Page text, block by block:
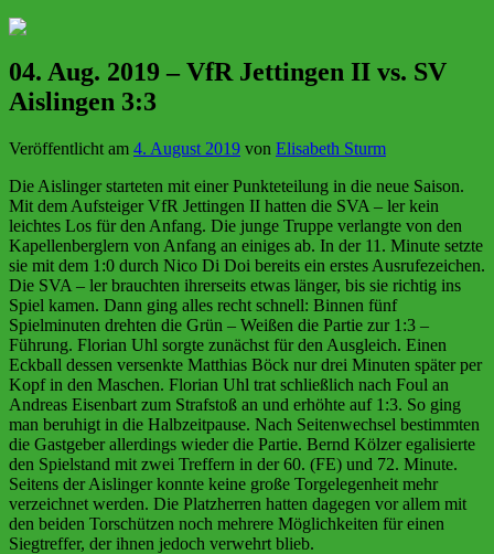
04. Aug. 2019 – VfR Jettingen II vs. SV
Aislingen 3:3
Veröffentlicht am 4. August 2019 von Elisabeth Sturm
Die Aislinger starteten mit einer Punkteteilung in die neue Saison.
Mit dem Aufsteiger VfR Jettingen II hatten die SVA – ler kein
leichtes Los für den Anfang. Die junge Truppe verlangte von den
Kapellenberglern von Anfang an einiges ab. In der 11. Minute setzte
sie mit dem 1:0 durch Nico Di Doi bereits ein erstes Ausrufezeichen.
Die SVA – ler brauchten ihrerseits etwas länger, bis sie richtig ins
Spiel kamen. Dann ging alles recht schnell: Binnen fünf
Spielminuten drehten die Grün – Weißen die Partie zur 1:3 –
Führung. Florian Uhl sorgte zunächst für den Ausgleich. Einen
Eckball dessen versenkte Matthias Böck nur drei Minuten später per
Kopf in den Maschen. Florian Uhl trat schließlich nach Foul an
Andreas Eisenbart zum Strafstoß an und erhöhte auf 1:3. So ging
man beruhigt in die Halbzeitpause. Nach Seitenwechsel bestimmten
die Gastgeber allerdings wieder die Partie. Bernd Kölzer egalisierte
den Spielstand mit zwei Treffern in der 60. (FE) und 72. Minute.
Seitens der Aislinger konnte keine große Torgelegenheit mehr
verzeichnet werden. Die Platzherren hatten dagegen vor allem mit
den beiden Torschützen noch mehrere Möglichkeiten für einen
Siegtreffer, der ihnen jedoch verwehrt blieb.